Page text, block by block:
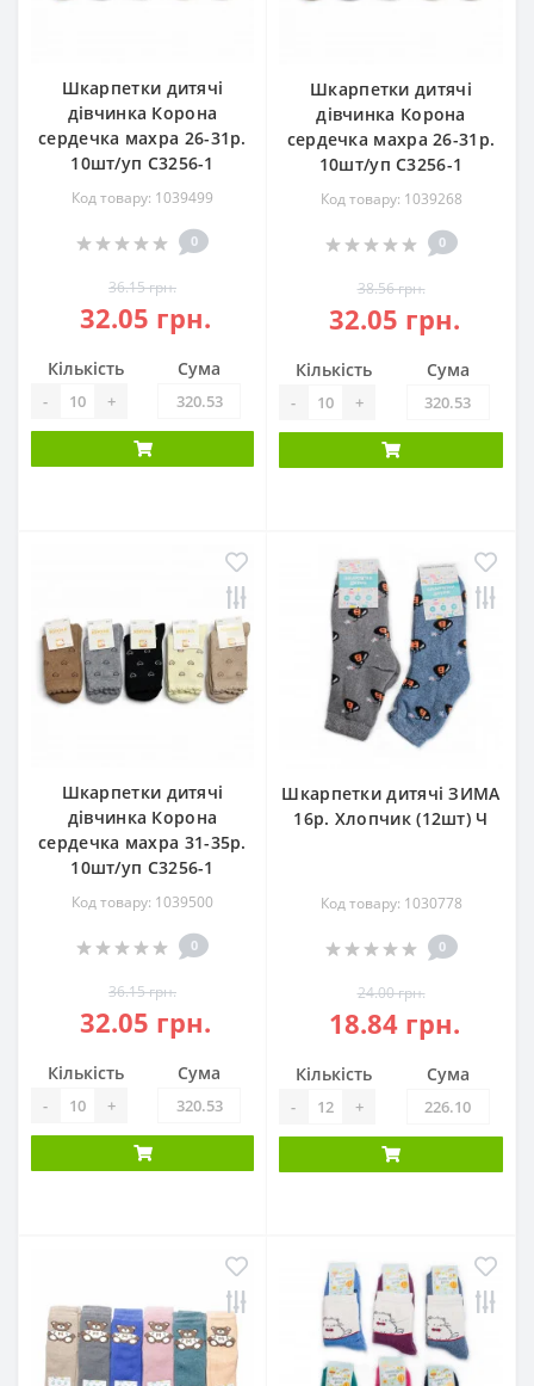
Шкарпетки дитячі
дівчинка Корона
сердечка махра 26-31р.
10шт/уп С3256-1
Код товару: 1039499
0
36.15 грн.
32.05 грн.
Кількість
- +
Сума
Шкарпетки дитячі
дівчинка Корона
сердечка махра 26-31р.
10шт/уп С3256-1
Код товару: 1039268
0
38.56 грн.
32.05 грн.
Кількість
- +
Сума
Шкарпетки дитячі
дівчинка Корона
сердечка махра 31-35р.
10шт/уп С3256-1
Код товару: 1039500
0
36.15 грн.
32.05 грн.
Кількість
- +
Сума
Шкарпетки дитячі ЗИМА
16р. Хлопчик (12шт) Ч
Код товару: 1030778
0
24.00 грн.
18.84 грн.
Кількість
- +
Сума